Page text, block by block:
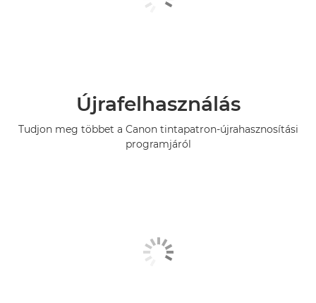
Újrafelhasználás
Tudjon meg többet a Canon tintapatron-újrahasznosítási
programjáról